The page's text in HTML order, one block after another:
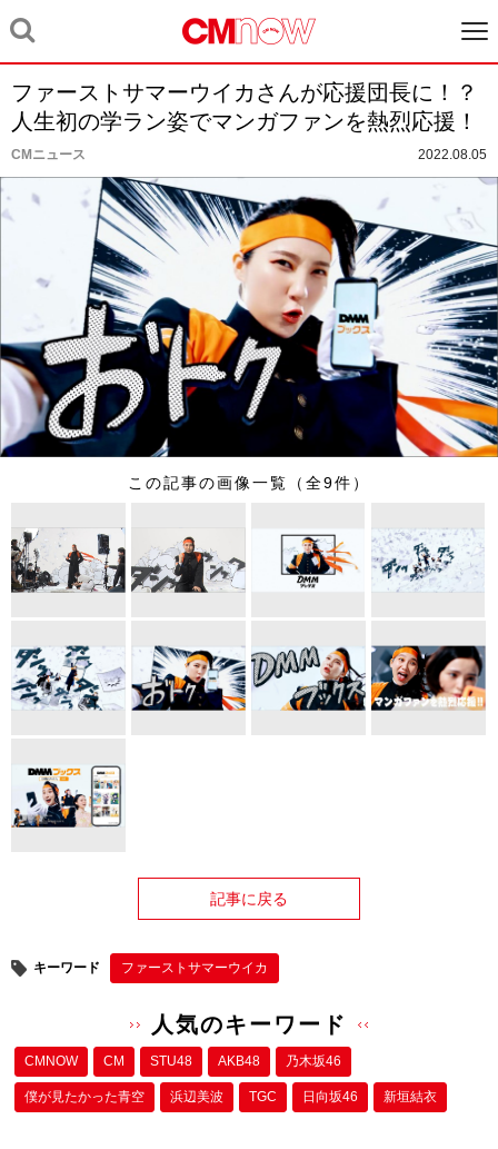
ファーストサマーウイカさんが応援団長に！？
人生初の学ラン姿でマンガファンを熱烈応援！
CMニュース 2022.08.05
この記事の画像一覧（全9件）
記事に戻る
キーワード ファーストサマーウイカ
人気のキーワード
CMNOW CM STU48 AKB48 乃木坂46
僕が⾒たかった⻘空 浜辺美波 TGC 日向坂46 新垣結衣